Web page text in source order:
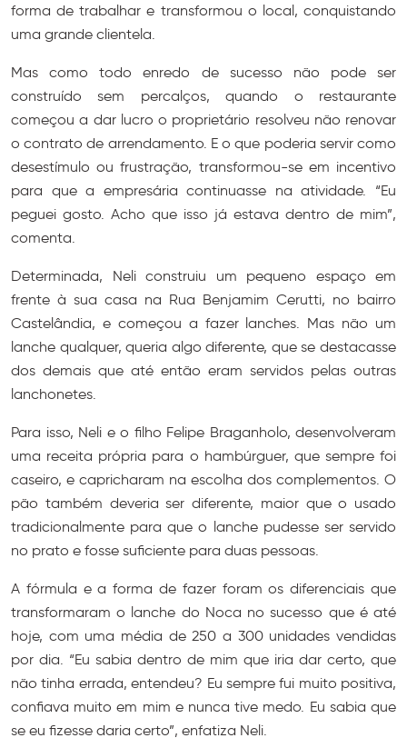
forma de trabalhar e transformou o local, conquistando
uma grande clientela.
Mas como todo enredo de sucesso não pode ser
construído sem percalços, quando o restaurante
começou a dar lucro o proprietário resolveu não renovar
o contrato de arrendamento. E o que poderia servir como
desestímulo ou frustração, transformou-se em incentivo
para que a empresária continuasse na atividade. “Eu
peguei gosto. Acho que isso já estava dentro de mim”,
comenta.
Determinada, Neli construiu um pequeno espaço em
frente à sua casa na Rua Benjamim Cerutti, no bairro
Castelândia, e começou a fazer lanches. Mas não um
lanche qualquer, queria algo diferente, que se destacasse
dos demais que até então eram servidos pelas outras
lanchonetes.
Para isso, Neli e o filho Felipe Braganholo, desenvolveram
uma receita própria para o hambúrguer, que sempre foi
caseiro, e capricharam na escolha dos complementos. O
pão também deveria ser diferente, maior que o usado
tradicionalmente para que o lanche pudesse ser servido
no prato e fosse suficiente para duas pessoas.
A fórmula e a forma de fazer foram os diferenciais que
transformaram o lanche do Noca no sucesso que é até
hoje, com uma média de 250 a 300 unidades vendidas
por dia. “Eu sabia dentro de mim que iria dar certo, que
não tinha errada, entendeu? Eu sempre fui muito positiva,
confiava muito em mim e nunca tive medo. Eu sabia que
se eu fizesse daria certo”, enfatiza Neli.